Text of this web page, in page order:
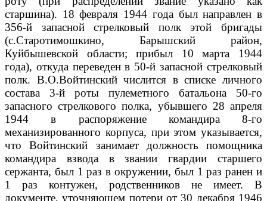
старшина). 18 февраля 1944 года был направлен в
356-й запасной стрелковый полк этой бригады
(с.Старотимошкино, Барышский район,
Куйбышевской области; прибыл 10 марта 1944
года), откуда переведен в 50-й запасной стрелковый
полк. В.О.Войтинский числится в списке личного
состава 3-й роты пулеметного батальона 50-го
запасного стрелкового полка, убывшего 28 апреля
1944 в распоряжение командира 8-го
механизированного корпуса, при этом указывается,
что Войтинский занимает должность помощника
командира взвода в звании гвардии старшего
сержанта, был 1 раз в окружении, был 1 раз ранен и
1 раз контужен, родственников не имеет. В
документе, уточняющем потери от 30 декабря 1946